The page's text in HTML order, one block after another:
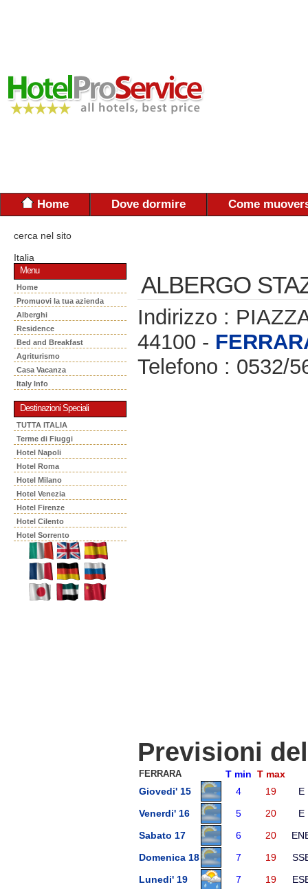
Home Dove dormire Come
cerca nel sito
Italia
Menu
Home
Promuovi la tua azienda
Alberghi
Residence
Bed and Breakfast
Agriturismo
Casa Vacanza
Italy Info
Destinazioni Speciali
TUTTA ITALIA
Terme di Fiuggi
Hotel Napoli
Hotel Roma
Hotel Milano
Hotel Venezia
Hotel Firenze
Hotel Cilento
Hotel Sorrento
ALBERGO
Indirizzo :
44100 -
Telefono : 0532/
Previsioni
FERRARA T min T max
Giovedi' 15
4 19
E
Venerdi' 16
5 20
E
Sabato 17
6 20
Domenica 18
7 19
Lunedi' 19
7 19